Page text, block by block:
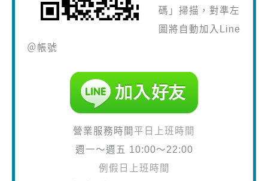
碼」掃描，對準左
圖將自動加入Line
＠帳號
營業服務時間 平日上班時間
週一～週五 10:00～22:00
例假日上班時間